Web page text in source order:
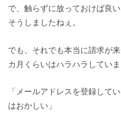
で、触らずに放っておけば良
そうしましたねぇ。
でも、それでも本当に請求が
カ月くらいはハラハラしていま
「メールアドレスを登録して
はおかしい」